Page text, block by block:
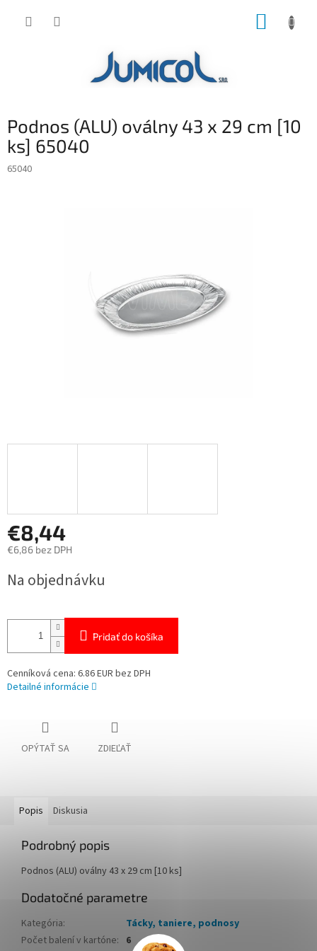
Podnos (ALU) oválny 43 x 29 cm [10
ks] 65040
65040
€8,44
€6,86 bez DPH
cena:
Na objednávku
Pridať do košíka
Cenníková cena: 6.86 EUR bez DPH
Detailné informácie
OPÝTAŤ SA ZDIEĽAŤ
Popis Diskusia
Podrobný popis
Podnos (ALU) oválny 43 x 29 cm [10 ks]
Dodatočné parametre
Kategória:
Tácky, taniere, podnosy
Počet balení v kartóne: 6